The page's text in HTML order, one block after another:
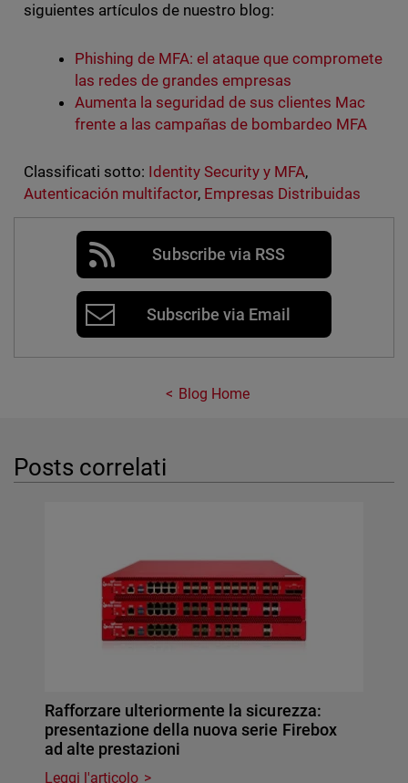
siguientes artículos de nuestro blog:
Phishing de MFA: el ataque que compromete
las redes de grandes empresas
Aumenta la seguridad de sus clientes Mac
frente a las campañas de bombardeo MFA
Classificati sotto: Identity Security y MFA,
Autenticación multifactor, Empresas Distribuidas
Subscribe via RSS
Subscribe via Email
Blog Home
Posts correlati
Rafforzare ulteriormente la sicurezza:
presentazione della nuova serie Firebox
ad alte prestazioni
Leggi l'articolo